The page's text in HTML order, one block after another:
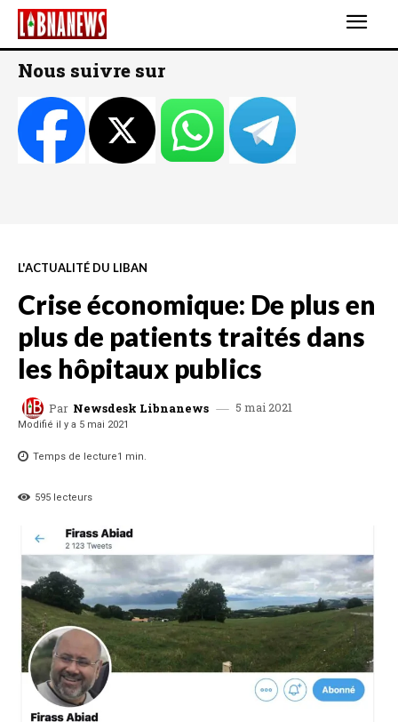
Nous suivre sur
L'ACTUALITÉ DU LIBAN
Crise économique: De plus en
plus de patients traités dans
les hôpitaux publics
Par Newsdesk Libnanews 5 mai 2021
Modifié il y a 5 mai 2021
Temps de lecture1 min.
595 lecteurs